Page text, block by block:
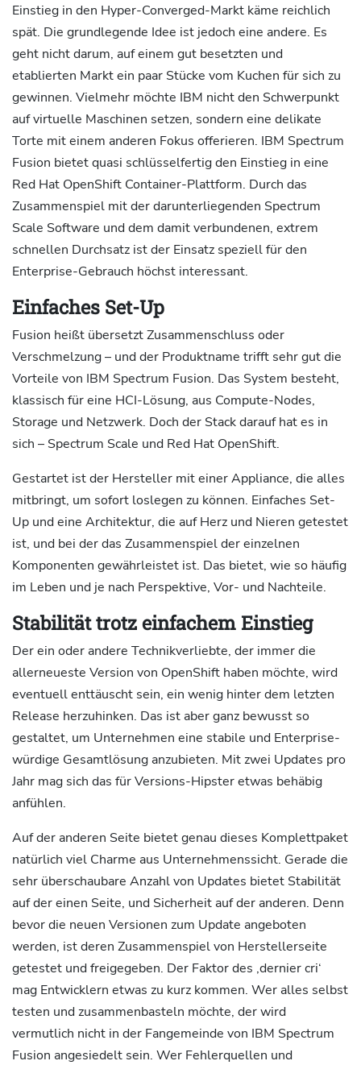
Einstieg in den Hyper-Converged-Markt käme reichlich
spät. Die grundlegende Idee ist jedoch eine andere. Es
geht nicht darum, auf einem gut besetzten und
etablierten Markt ein paar Stücke vom Kuchen für sich zu
gewinnen. Vielmehr möchte IBM nicht den Schwerpunkt
auf virtuelle Maschinen setzen, sondern eine delikate
Torte mit einem anderen Fokus offerieren. IBM Spectrum
Fusion bietet quasi schlüsselfertig den Einstieg in eine
Red Hat OpenShift Container-Plattform. Durch das
Zusammenspiel mit der darunterliegenden Spectrum
Scale Software und dem damit verbundenen, extrem
schnellen Durchsatz ist der Einsatz speziell für den
Enterprise-Gebrauch höchst interessant.
Einfaches Set-Up
Fusion heißt übersetzt Zusammenschluss oder
Verschmelzung – und der Produktname trifft sehr gut die
Vorteile von IBM Spectrum Fusion. Das System besteht,
klassisch für eine HCI-Lösung, aus Compute-Nodes,
Storage und Netzwerk. Doch der Stack darauf hat es in
sich – Spectrum Scale und Red Hat OpenShift.
Gestartet ist der Hersteller mit einer Appliance, die alles
mitbringt, um sofort loslegen zu können. Einfaches Set-
Up und eine Architektur, die auf Herz und Nieren getestet
ist, und bei der das Zusammenspiel der einzelnen
Komponenten gewährleistet ist. Das bietet, wie so häufig
im Leben und je nach Perspektive, Vor- und Nachteile.
Stabilität trotz einfachem Einstieg
Der ein oder andere Technikverliebte, der immer die
allerneueste Version von OpenShift haben möchte, wird
eventuell enttäuscht sein, ein wenig hinter dem letzten
Release herzuhinken. Das ist aber ganz bewusst so
gestaltet, um Unternehmen eine stabile und Enterprise-
würdige Gesamtlösung anzubieten. Mit zwei Updates pro
Jahr mag sich das für Versions-Hipster etwas behäbig
anfühlen.
Auf der anderen Seite bietet genau dieses Komplettpaket
natürlich viel Charme aus Unternehmenssicht. Gerade die
sehr überschaubare Anzahl von Updates bietet Stabilität
auf der einen Seite, und Sicherheit auf der anderen. Denn
bevor die neuen Versionen zum Update angeboten
werden, ist deren Zusammenspiel von Herstellerseite
getestet und freigegeben. Der Faktor des ‚dernier cri‘
mag Entwicklern etwas zu kurz kommen. Wer alles selbst
testen und zusammenbasteln möchte, der wird
vermutlich nicht in der Fangemeinde von IBM Spectrum
Fusion angesiedelt sein. Wer Fehlerquellen und